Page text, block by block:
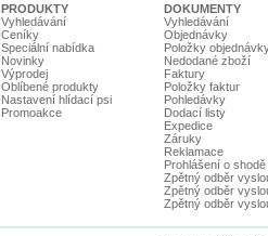
PRODUKTY
Vyhledávání
Ceníky
Speciální nabídka
Novinky
Výprodej
Oblíbené produkty
Nastavení hlídací psi
Promoakce
DOKUMENTY
Vyhledávání
Objednávky
Položky
Nedodané zboží
Faktury
Položky faktur
Pohledávky
Dodací listy
Expedice
Záruky
Reklamace
Prohlášení o shodě
Zpětný odběr
Zpětný odběr
Zpětný odběr